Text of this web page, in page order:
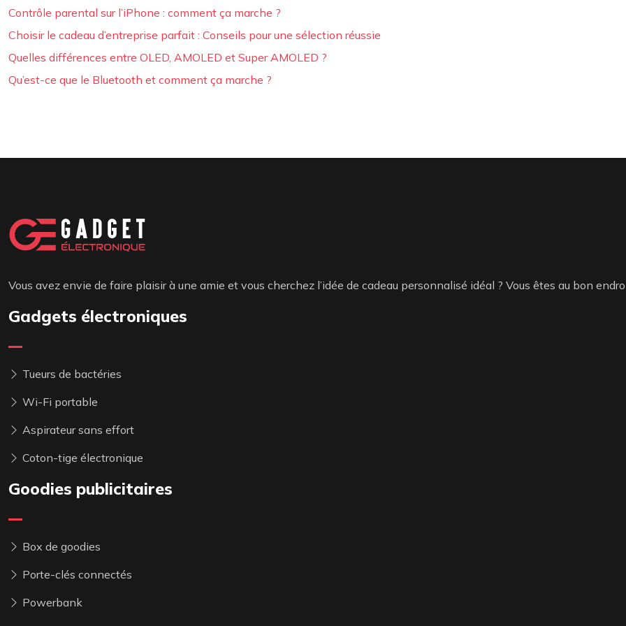
Contrôle parental sur l’iPhone : comment ça marche ?
Choisir le cadeau d’entreprise parfait : Conseils pour une sélection réussie
Quelles différences entre OLED, AMOLED et Super AMOLED ?
Qu’est-ce que le Bluetooth et comment ça marche ?
Vous avez envie de faire plaisir à une amie et vous cherchez l’idée de cadeau personnalisé idéal ? Vous êtes au bon
Gadgets électroniques
Tueurs de bactéries
Wi-Fi portable
Aspirateur sans effort
Coton-tige électronique
Goodies publicitaires
Box de goodies
Porte-clés connectés
Powerbank